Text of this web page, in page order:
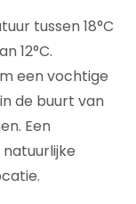
tussen 18°C
12°C.
een vochtige
de buurt van
Een